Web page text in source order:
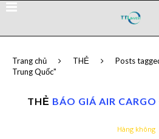
Trang chủ THẺ
Posts
Trung Quốc"
THẺ BÁO GIÁ AIR
Hàng không